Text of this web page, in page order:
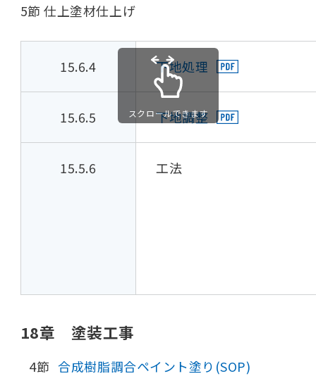
5節 仕上塗材仕上げ
15.6.4 下地処理
15.6.5 下地調整
15.5.6 工法
スクロールできます
18章 塗装工事
4節 合成樹脂調合ペイント塗り(SOP)